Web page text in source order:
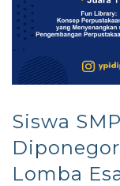
Siswa
Lomba